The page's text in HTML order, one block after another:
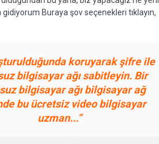
Buraya şov seçenekleri tıklayın,
koruyarak şifre ile
bilgisayar ağı sabitleyin. Bir
bilgisayar ağı bilgisayar ağ
bu ücretsiz video bilgisayar
uzman...”